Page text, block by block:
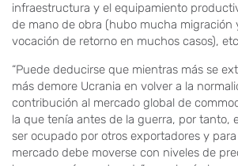
infraestructura y el equipamiento
de mano de obra (hubo mucha migración
vocación de retorno en muchos casos),
“Puede deducirse que mientras más se
más demore Ucrania en volver a la
contribución al mercado global de
la que tenía antes de la guerra, por tanto,
ser ocupado por otros exportadores y
mercado debe moverse con niveles de